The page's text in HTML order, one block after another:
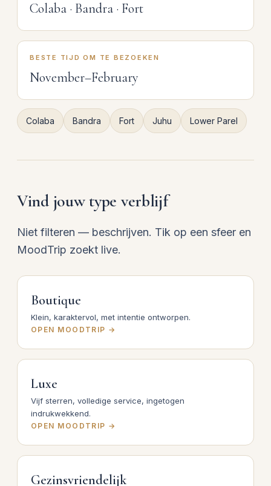
Colaba · Bandra · Fort
BESTE TIJD OM TE BEZOEKEN
November–February
Colaba Bandra Fort Juhu Lower Parel
Vind jouw type verblijf
Niet filteren — beschrijven. Tik op een sfeer en
MoodTrip zoekt live.
Boutique
Klein, karaktervol, met intentie ontworpen.
OPEN MOODTRIP →
Luxe
Vijf sterren, volledige service, ingetogen
indrukwekkend.
OPEN MOODTRIP →
Gezinsvriendelijk